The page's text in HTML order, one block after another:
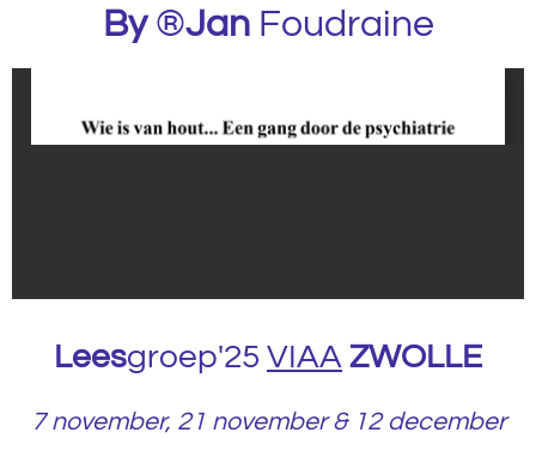
By®Jan Foudraine
Leesgroep'25 VIAA ZWOLLE
7 november, 21 november & 12 december